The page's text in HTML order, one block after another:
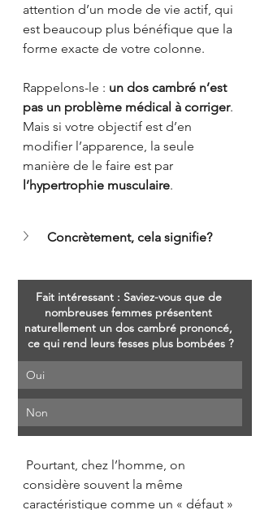
attention d’un mode de vie actif, qui
est beaucoup plus bénéfique que la
forme exacte de votre colonne.
Rappelons-le : un dos cambré n’est
pas un problème médical à corriger.
Mais si votre objectif est d’en
modifier l’apparence, la seule
manière de le faire est par
l’hypertrophie musculaire.
Concrètement, cela signifie?
Fait intéressant : Saviez-vous que de
nombreuses femmes présentent
naturellement un dos cambré prononcé,
ce qui rend leurs fesses plus bombées ?
Oui
Non
Pourtant, chez l’homme, on
considère souvent la même
caractéristique comme un « défaut »